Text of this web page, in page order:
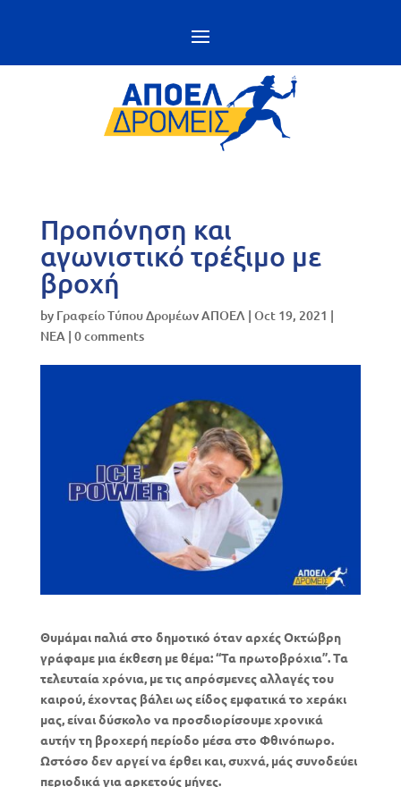
Προπόνηση και
αγωνιστικό τρέξιμο με
βροχή
by Γραφείο Τύπου Δρομέων ΑΠΟΕΛ | Oct 19, 2021 |
NEA | 0 comments
Θυμάμαι παλιά στο δημοτικό όταν αρχές Οκτώβρη
γράφαμε μια έκθεση με θέμα: “Τα πρωτοβρόχια”. Τα
τελευταία χρόνια, με τις απρόσμενες αλλαγές του
καιρού, έχοντας βάλει ως είδος εμφατικά το χεράκι
μας, είναι δύσκολο να προσδιορίσουμε χρονικά
αυτήν τη βροχερή περίοδο μέσα στο Φθινόπωρο.
Ωστόσο δεν αργεί να έρθει και, συχνά, μάς συνοδεύει
περιοδικά για αρκετούς μήνες.